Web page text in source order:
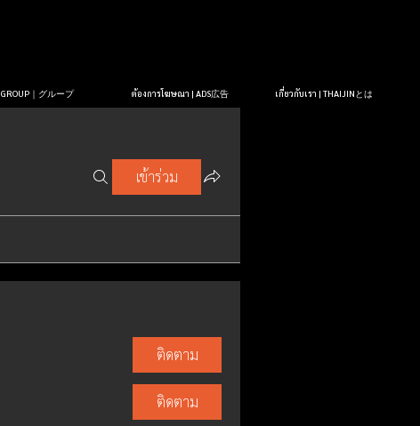
GROUP｜グループ ต้องการโฆษณา | ADS広告 เกี่ยวกับเรา | THAIJINとは
เข้าร่วม
ติดตาม
ติดตาม